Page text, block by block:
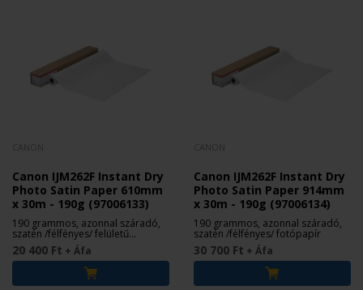
Canon IJM262F Instant Dry
Photo Satin Paper 610mm
x 30m - 190g (97006133)
190 grammos, azonnal száradó,
szatén /félfényes/ felületű
fotópapír
20 400 Ft + Áfa
Canon IJM262F Instant Dry
Photo Satin Paper 914mm
x 30m - 190g (97006134)
190 grammos, azonnal száradó,
szatén /félfényes/ fotópapír
30 700 Ft + Áfa